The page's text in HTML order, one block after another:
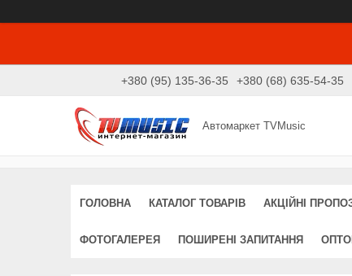
+380 (95) 135-36-35 +380 (68) 635-54-35
Автомаркет TVMusic
ГОЛОВНА КАТАЛОГ ТОВАРІВ АКЦІЙНІ
ФОТОГАЛЕРЕЯ ПОШИРЕНІ ЗАПИТАННЯ